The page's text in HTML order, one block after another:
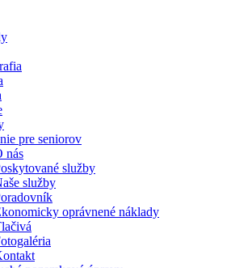
pre seniorov
nás
služby
služby
oprávnené náklady